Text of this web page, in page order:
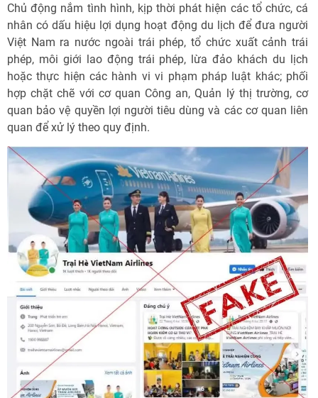
Chủ động nắm tình hình, kịp thời phát hiện các tổ chức, cá
nhân có dấu hiệu lợi dụng hoạt động du lịch để đưa người
Việt Nam ra nước ngoài trái phép, tổ chức xuất cảnh trái
phép, môi giới lao động trái phép, lừa đảo khách du lịch
hoặc thực hiện các hành vi vi phạm pháp luật khác; phối
hợp chặt chẽ với cơ quan Công an, Quản lý thị trường, cơ
quan bảo vệ quyền lợi người tiêu dùng và các cơ quan liên
quan để xử lý theo quy định.